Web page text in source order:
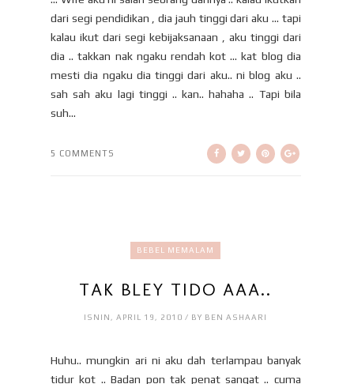
dari segi pendidikan , dia jauh tinggi dari aku ... tapi
kalau ikut dari segi kebijaksanaan , aku tinggi dari
dia .. takkan nak ngaku rendah kot ... kat blog dia
mesti dia ngaku dia tinggi dari aku.. ni blog aku ..
sah sah aku lagi tinggi .. kan.. hahaha .. Tapi bila
suh...
5 COMMENTS
BEBEL MEMALAM
TAK BLEY TIDO AAA..
ISNIN, APRIL 19, 2010 / BY BEN ASHAARI
Huhu.. mungkin ari ni aku dah terlampau banyak
tidur kot .. Badan pon tak penat sangat .. cuma